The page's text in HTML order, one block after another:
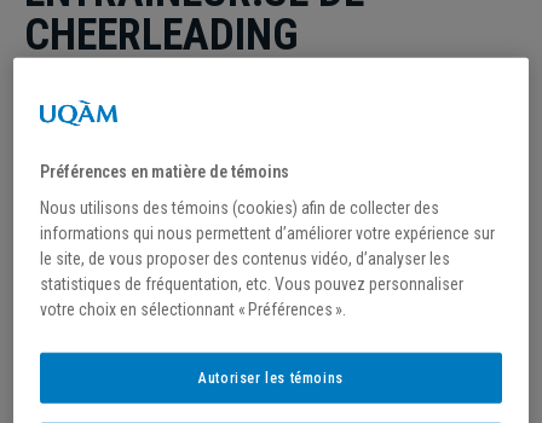
CHEERLEADING
L’équipe de
recherche un·e
passionné·e et dynamique pour la saison 2026-2027.
Ce poste à temps partiel implique de développer le
leadership et la performance des étudiant·e·s-athlètes
tout en construisant une culture d’équipe positive.
Nous recherchons une personne qui :
Préférences en matière de témoins
Nous utilisons des témoins (cookies) afin de collecter des
informations qui nous permettent d’améliorer votre expérience sur
le site, de vous proposer des contenus vidéo, d’analyser les
statistiques de fréquentation, etc. Vous pouvez personnaliser
votre choix en sélectionnant « Préférences ».
Autoriser les témoins